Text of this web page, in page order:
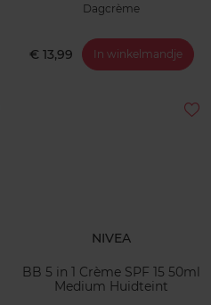
Dagcrème
€ 13,99 In winkelmandje
NIVEA
BB 5 in 1 Crème SPF 15 50ml
Medium Huidteint